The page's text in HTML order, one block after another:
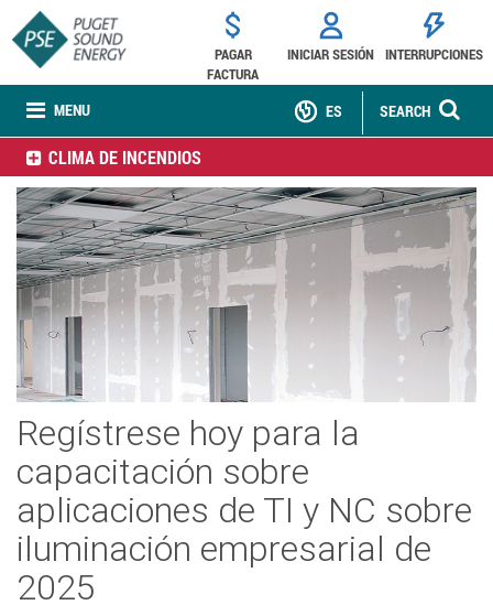
MENU
PAGAR
FACTURA
INICIAR SESIÓN INTERRUPCIONES
SEARCH
ES
CLIMA DE INCENDIOS
Regístrese hoy para la
capacitación sobre
aplicaciones de TI y NC sobre
iluminación empresarial de
2025